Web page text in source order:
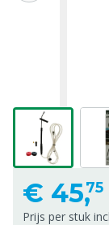
€ 45,75
Prijs per stuk